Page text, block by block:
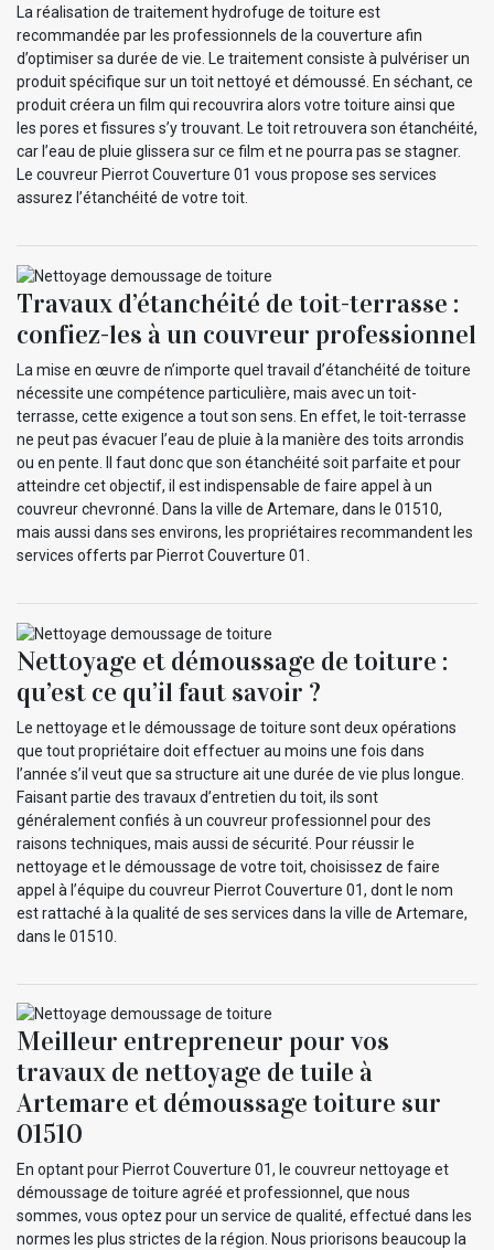
La réalisation de traitement hydrofuge de toiture est
recommandée par les professionnels de la couverture afin
d’optimiser sa durée de vie. Le traitement consiste à pulvériser un
produit spécifique sur un toit nettoyé et démoussé. En séchant, ce
produit créera un film qui recouvrira alors votre toiture ainsi que
les pores et fissures s’y trouvant. Le toit retrouvera son étanchéité,
car l’eau de pluie glissera sur ce film et ne pourra pas se stagner.
Le couvreur Pierrot Couverture 01 vous propose ses services
assurez l’étanchéité de votre toit.
Travaux d’étanchéité de toit-terrasse :
confiez-les à un couvreur professionnel
La mise en œuvre de n’importe quel travail d’étanchéité de toiture
nécessite une compétence particulière, mais avec un toit-
terrasse, cette exigence a tout son sens. En effet, le toit-terrasse
ne peut pas évacuer l’eau de pluie à la manière des toits arrondis
ou en pente. Il faut donc que son étanchéité soit parfaite et pour
atteindre cet objectif, il est indispensable de faire appel à un
couvreur chevronné. Dans la ville de Artemare, dans le 01510,
mais aussi dans ses environs, les propriétaires recommandent les
services offerts par Pierrot Couverture 01.
Nettoyage et démoussage de toiture :
qu’est ce qu’il faut savoir ?
Le nettoyage et le démoussage de toiture sont deux opérations
que tout propriétaire doit effectuer au moins une fois dans
l’année s’il veut que sa structure ait une durée de vie plus longue.
Faisant partie des travaux d’entretien du toit, ils sont
généralement confiés à un couvreur professionnel pour des
raisons techniques, mais aussi de sécurité. Pour réussir le
nettoyage et le démoussage de votre toit, choisissez de faire
appel à l’équipe du couvreur Pierrot Couverture 01, dont le nom
est rattaché à la qualité de ses services dans la ville de Artemare,
dans le 01510.
Meilleur entrepreneur pour vos
travaux de nettoyage de tuile à
Artemare et démoussage toiture sur
01510
En optant pour Pierrot Couverture 01, le couvreur nettoyage et
démoussage de toiture agréé et professionnel, que nous
sommes, vous optez pour un service de qualité, effectué dans les
normes les plus strictes de la région. Nous priorisons beaucoup la